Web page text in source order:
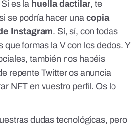
es la huella dactilar, te
se podría hacer una copia
Instagram. Sí, sí, con todas
que formas la V con los dedos. Y
también nos habéis
repente Twitter os anuncia
NFT en vuestro perfil. Os lo
dudas tecnológicas, pero